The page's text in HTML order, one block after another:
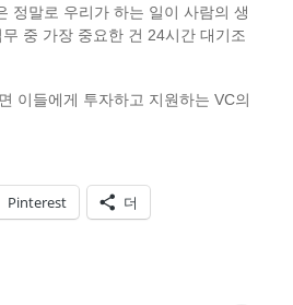
정말로 우리가 하는 일이 사람의 생
중 가장 중요한 건 24시간 대기조
이들에게 투자하고 지원하는 VC의
Pinterest 더